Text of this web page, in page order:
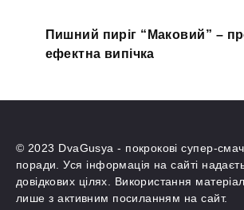
Пишний пиріг “Маковий” –
ефектна випічка
© 2023 DvaGusya - покрокові супер-
поради. Уся інформація на сайті
довідкових цілях. Використання
лише з активним посиланням на сайт.